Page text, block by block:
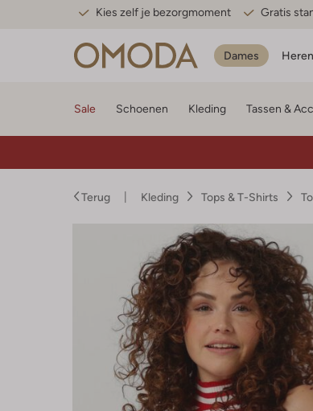
Kies zelf je bezorgmoment Gratis
Dames Heren
Sale Schoenen Kleding Tassen &
Terug Kleding Tops & T-Shirts